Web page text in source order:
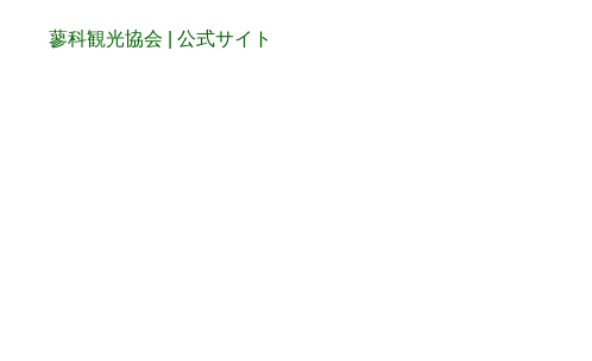
蓼科観光協会 | 公式サイト